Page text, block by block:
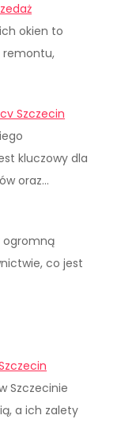
okien to
remontu,
Szczecin
kluczowy dla
oraz…
ogromną
co jest
Szczecinie
a ich zalety